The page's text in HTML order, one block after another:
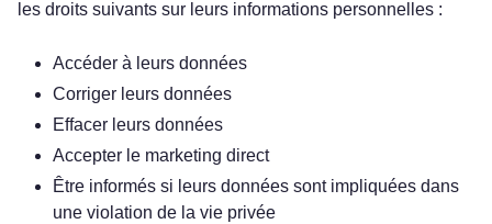
les droits suivants sur leurs informations personnelles :
Accéder à leurs données
Corriger leurs données
Effacer leurs données
Accepter le marketing direct
Être informés si leurs données sont impliquées dans
une violation de la vie privée